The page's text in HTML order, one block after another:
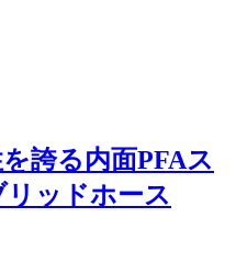
誇る内面PFAス
リッドホース